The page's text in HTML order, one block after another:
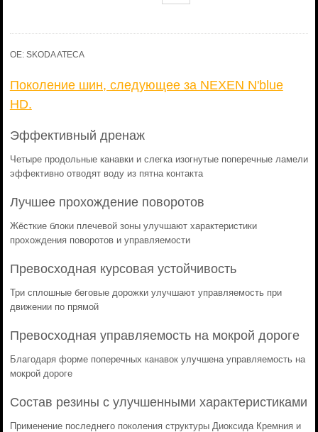
OE: SKODA ATECA
Поколение шин, следующее за NEXEN N'blue
HD.
Эффективный дренаж
Четыре продольные канавки и слегка изогнутые поперечные ламели
эффективно отводят воду из пятна контакта
Лучшее прохождение поворотов
Жёсткие блоки плечевой зоны улучшают характеристики
прохождения поворотов и управляемости
Превосходная курсовая устойчивость
Три сплошные беговые дорожки улучшают управляемость при
движении по прямой
Превосходная управляемость на мокрой дороге
Благодаря форме поперечных канавок улучшена управляемость на
мокрой дороге
Состав резины с улучшенными характеристиками
Применение последнего поколения структуры Диоксида Кремния и